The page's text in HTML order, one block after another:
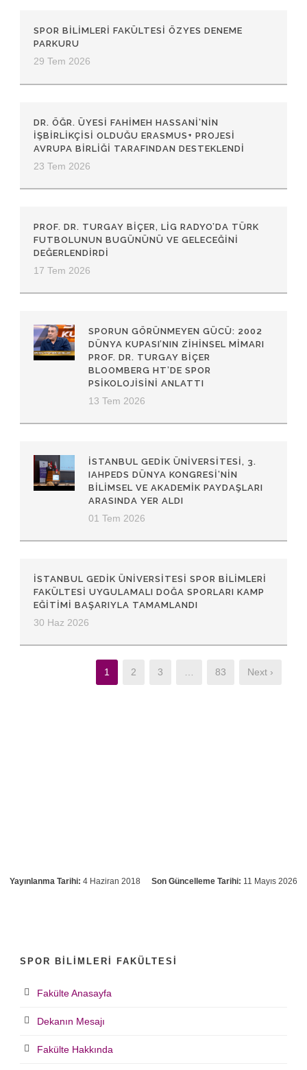
SPOR BİLİMLERİ FAKÜLTESİ ÖZYES DENEME
PARKURU
29 Tem 2026
DR. ÖĞR. ÜYESI FAHIMEH HASSANI’NIN
İŞBIRLIKÇISI OLDUĞU ERASMUS+ PROJESI
AVRUPA BIRLIĞI TARAFINDAN DESTEKLENDI
23 Tem 2026
PROF. DR. TURGAY BIÇER, LIG RADYO’DA TÜRK
FUTBOLUNUN BUGÜNÜNÜ VE GELECEĞINI
DEĞERLENDIRDI
17 Tem 2026
SPORUN GÖRÜNMEYEN GÜCÜ: 2002
DÜNYA KUPASI’NIN ZİHİNSEL MİMARI
PROF. DR. TURGAY BİÇER
BLOOMBERG HT’DE SPOR
PSİKOLOJİSİNİ ANLATTI
13 Tem 2026
İSTANBUL GEDIK ÜNIVERSITESI, 3.
IAHPEDS DÜNYA KONGRESI’NIN
BILIMSEL VE AKADEMIK PAYDAŞLARI
ARASINDA YER ALDI
01 Tem 2026
İSTANBUL GEDIK ÜNIVERSITESI SPOR BILIMLERI
FAKÜLTESI UYGULAMALI DOĞA SPORLARI KAMP
EĞITIMI BAŞARIYLA TAMAMLANDI
30 Haz 2026
1 2 3 83 Next ›
Yayınlanma Tarihi: 4 Haziran 2018 Son Güncelleme Tarihi: 11 Mayıs 2026
SPOR BILIMLERI FAKÜLTESI
Fakülte Anasayfa
Dekanın Mesajı
Fakülte Hakkında